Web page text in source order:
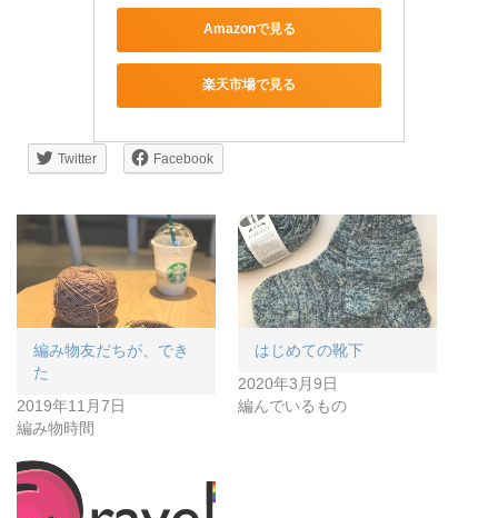
Amazonで見る
楽天市場で見る
Twitter Facebook
編み物友だちが、でき
た
2019年11月7日
編み物時間
はじめての靴下
2020年3月9日
編んでいるもの